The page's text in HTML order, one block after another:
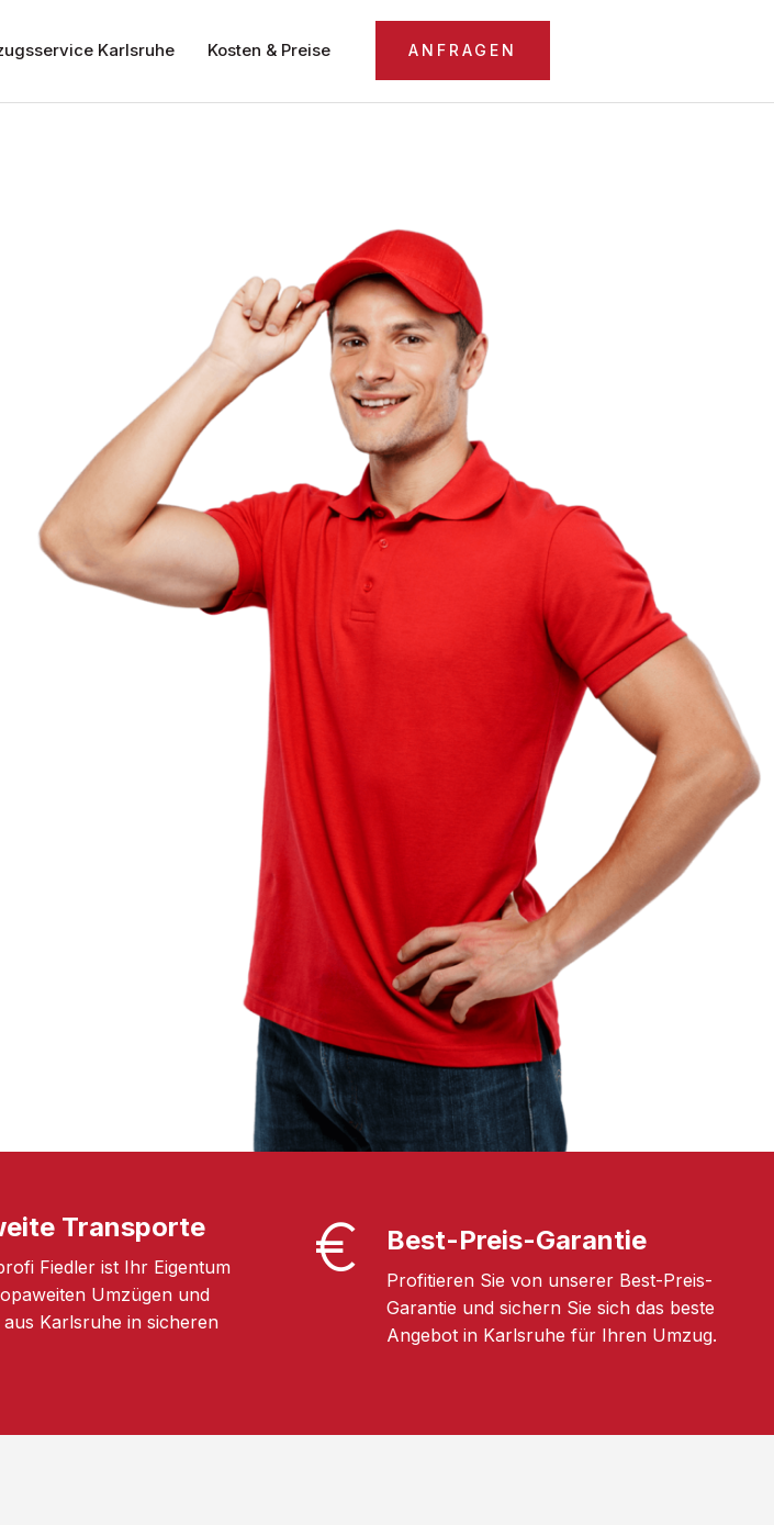
Karlsruhe Kosten & Preise ANFRAGEN
Transporte
Fiedler ist Ihr Eigentum
Umzügen und
Karlsruhe in sicheren
Best-Preis-Garantie
Profitieren Sie von unserer Best-Preis-
Garantie und sichern Sie sich das beste
Angebot in Karlsruhe für Ihren Umzug.